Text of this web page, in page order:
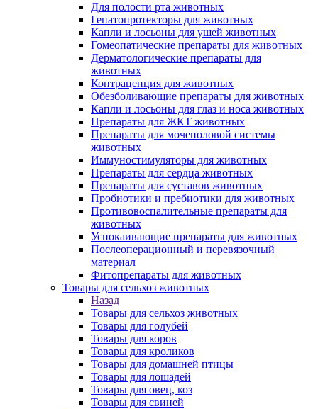
Для полости рта животных
Гепатопротекторы для животных
Капли и лосьоны для ушей животных
Гомеопатические препараты для животных
Дерматологические препараты для
животных
Контрацепция для животных
Обезболивающие препараты для животных
Капли и лосьоны для глаз и носа животных
Препараты для ЖКТ животных
Препараты для мочеполовой системы
животных
Иммуностимуляторы для животных
Препараты для сердца животных
Препараты для суставов животных
Пробиотики и пребиотики для животных
Противовоспалительные препараты для
животных
Успокаивающие препараты для животных
Послеоперационный и перевязочный
материал
Фитопрепараты для животных
Товары для сельхоз животных
Назад
Товары для сельхоз животных
Товары для голубей
Товары для коров
Товары для кроликов
Товары для домашней птицы
Товары для лошадей
Товары для овец, коз
Товары для свиней